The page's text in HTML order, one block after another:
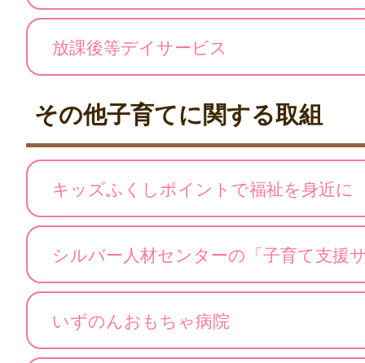
放課後等デイサービス
その他子育てに関する取組
キッズふくしポイントで福祉を身近に
シルバー人材センターの「子育て支援
いずのんおもちゃ病院